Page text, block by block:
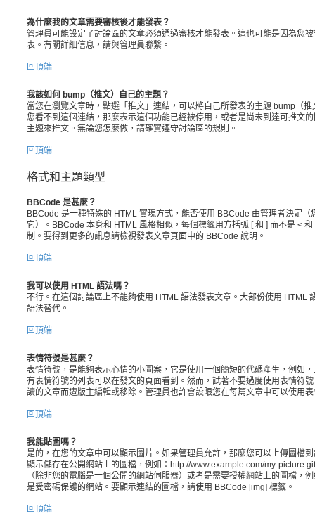
為什麼我的文章需要審核後才能發表？
管理員可能設定了討論區的文章必須通過審核才能發表。這也可能是因為您
表。有關詳細信息，請與管理員聯繫。
回頂端
我該如何 bump（推文）自己的主題？
當您在瀏覽文章時，點選「推文」連結，可以將自己所發表的主題 bump（
您看不到這個連結，那麼表示這個功能已經被停用，或者是尚未到達可推文
主題來推文。無論您怎麼做，請確實遵守討論區的規則。
回頂端
格式和主題類型
BBCode 是甚麼？
BBCode 是一種特殊的 HTML 實現方式，能否使用 BBCode 由管理者決定
它）。BBCode 本身和 HTML 風格相似，每個標籤用方括弧 [ 和 ] 而不是 <
制。要得到更多的訊息請檢視發表文章頁面中的 BBCode 說明。
回頂端
我可以使用 HTML 語法嗎？
不行。在這個討論區上不能夠使用 HTML 語法發表文章。大部份使用 HTML
語法替代。
回頂端
表情符號是甚麼？
表情符號，是能夠表示心情的小圖案，它是使用一個簡短的代碼產生，例如
有表情符號的列表可以在發文的頁面看到。然而，試著不要過度使用表情符
讀的文章而遭版主編輯或移除。管理員也許會設限您在每篇文章中可以使用
回頂端
我能貼圖嗎？
是的，在您的文章中可以顯示圖片。如果管理員允許，那麼您可以上傳圖檔
顯示儲存在公開網站上的圖檔，例如：http://www.example.com/my-
（除非您的電腦是一個公開的網站伺服器）或者是需要授權網站上的圖檔，
是受密碼保護的網站。要顯示連結的圖檔，請使用 BBCode [img] 標籤。
回頂端